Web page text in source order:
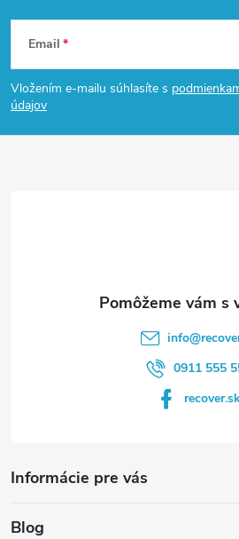
Z
á
p
Email
Vložením e-mailu súhlasíte s
údajov
info@
0911 555
Informácie pre vás
Blog